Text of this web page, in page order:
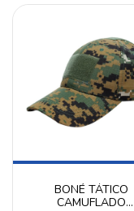
BONÉ TÁTICO
CAMUFLADO